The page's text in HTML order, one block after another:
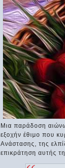
Μια παράδοση
εξοχήν έθιμο που
Ανάστασης, της
επικράτηση αυτής